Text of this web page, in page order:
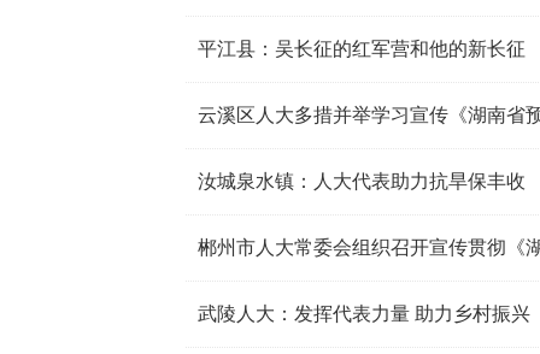
平江县：吴长征的红军营和他的新长征
云溪区人大多措并举学习宣传《湖南省
汝城泉水镇：人大代表助力抗旱保丰收
郴州市人大常委会组织召开宣传贯彻《
武陵人大：发挥代表力量 助力乡村振兴